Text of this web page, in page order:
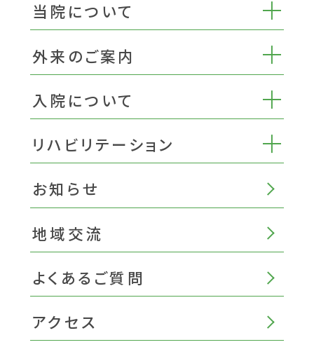
当院について
外来のご案内
入院について
リハビリテーション
お知らせ
地域交流
よくあるご質問
アクセス